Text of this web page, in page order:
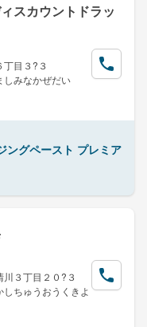
スカウントドラッ
目３?３
しみなかぜだい
ングペースト プレミア
３丁目２０?３
ちゅうおうくきよ